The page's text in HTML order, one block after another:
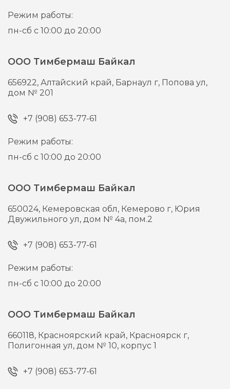
Режим работы:
пн-сб с 10:00 до 20:00
ООО Тимбермаш Байкал
656922,Алтайский край, Барнаул г, Попова ул,
дом № 201
+7 (908) 653-77-61
Режим работы:
пн-сб с 10:00 до 20:00
ООО Тимбермаш Байкал
650024, Кемеровская обл, Кемерово г, Юрия
Двужильного ул, дом № 4а, пом.2
+7 (908) 653-77-61
Режим работы:
пн-сб с 10:00 до 20:00
ООО Тимбермаш Байкал
660118, Красноярский край, Красноярск г,
Полигонная ул, дом № 10, корпус 1
+7 (908) 653-77-61